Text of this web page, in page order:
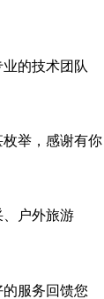
的技术团队
举，感谢有你
户外旅游
服务回馈您